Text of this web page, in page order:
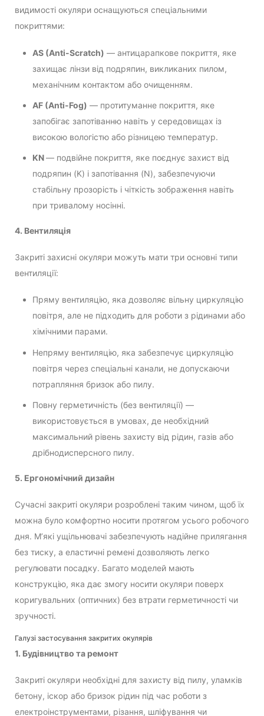
видимості окуляри оснащуються спеціальними
покриттями:
AS (Anti-Scratch) — антицарапкове покриття, яке
захищає лінзи від подряпин, викликаних пилом,
механічним контактом або очищенням.
AF (Anti-Fog) — протитуманне покриття, яке
запобігає запотіванню навіть у середовищах із
високою вологістю або різницею температур.
KN— подвійне покриття, яке поєднує захист від
подряпин (K) і запотівання (N), забезпечуючи
стабільну прозорість і чіткість зображення навіть
при тривалому носінні.
4. Вентиляція
Закриті захисні окуляри можуть мати три основні типи
вентиляції:
Пряму вентиляцію, яка дозволяє вільну циркуляцію
повітря, але не підходить для роботи з рідинами або
хімічними парами.
Непряму вентиляцію, яка забезпечує циркуляцію
повітря через спеціальні канали, не допускаючи
потрапляння бризок або пилу.
Повну герметичність (без вентиляції) —
використовується в умовах, де необхідний
максимальний рівень захисту від рідин, газів або
дрібнодисперсного пилу.
5. Ергономічний дизайн
Сучасні закриті окуляри розроблені таким чином, щоб їх
можна було комфортно носити протягом усього робочого
дня. М’які ущільнювачі забезпечують надійне прилягання
без тиску, а еластичні ремені дозволяють легко
регулювати посадку. Багато моделей мають
конструкцію, яка дає змогу носити окуляри поверх
коригувальних (оптичних) без втрати герметичності чи
зручності.
Галузі застосування закритих окулярів
1. Будівництво та ремонт
Закриті окуляри необхідні для захисту від пилу, уламків
бетону, іскор або бризок рідин під час роботи з
електроінструментами, різання, шліфування чи